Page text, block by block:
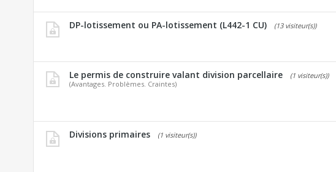
DP-lotissement ou PA-lotissement (L442-1 CU) (13 visiteur(s))
Le permis de construire valant division parcellaire
(1 visiteur(s))
(Avantages. Problèmes. Craintes)
Divisions primaires (1 visiteur(s))